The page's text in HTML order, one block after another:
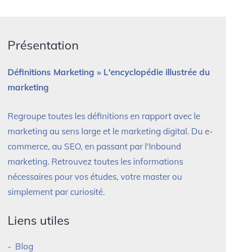
Présentation
Définitions Marketing » L'encyclopédie illustrée du
marketing
Regroupe toutes les définitions en rapport avec le
marketing au sens large et le marketing digital. Du e-
commerce, au SEO, en passant par l'Inbound
marketing. Retrouvez toutes les informations
nécessaires pour vos études, votre master ou
simplement par curiosité.
Liens utiles
Blog